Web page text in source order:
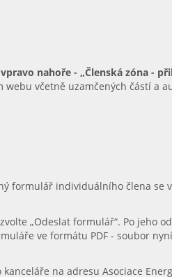
nahoře - „Členská zóna -
včetně uzamčených částí a
formulář individuálního člena se
„Odeslat formulář“. Po jeho
ve formátu PDF - soubor
na adresu Asociace